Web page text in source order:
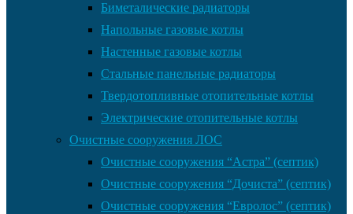
Биметалические радиаторы
Напольные газовые котлы
Настенные газовые котлы
Стальные панельные радиаторы
Твердотопливные отопительные котлы
Электрические отопительные котлы
Очистные сооружения ЛОС
Очистные сооружения “Астра” (септик)
Очистные сооружения “Дочиста” (септик)
Очистные сооружения “Евролос” (септик)